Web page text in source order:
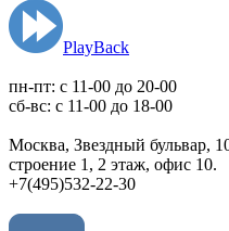
PlayBack
пн-пт: c 11-00 до 20-00
сб-вс: с 11-00 до 18-00
Москва, Звездный бульвар,
строение 1, 2 этаж, офис 10.
+7(495)532-22-30